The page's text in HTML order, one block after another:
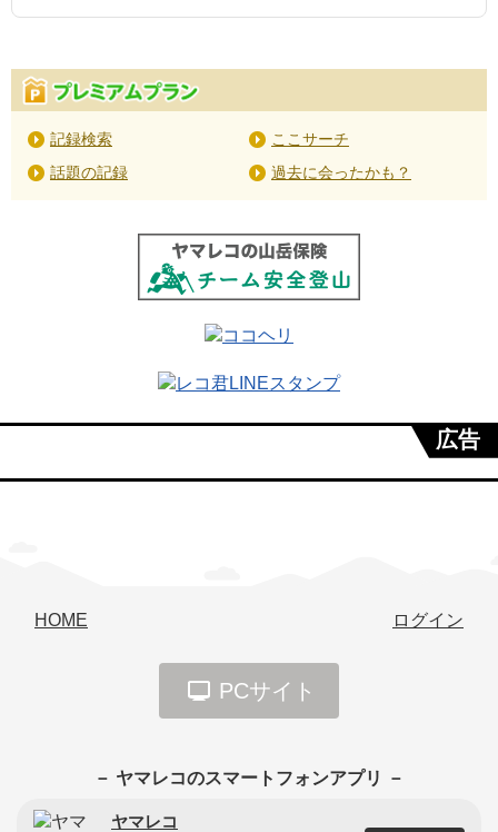
記録検索
ここサーチ
話題の記録
過去に会ったかも？
広告
HOME ログイン
PCサイト
－ ヤマレコのスマートフォンアプリ －
ヤマレコ